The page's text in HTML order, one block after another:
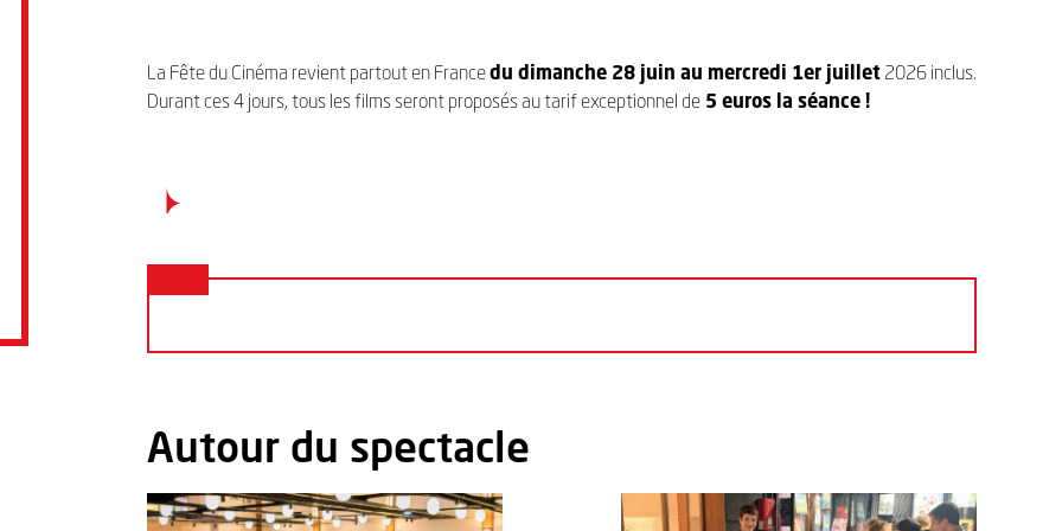
La Fête du Cinéma revient partout en Francedu dimanche 28 juin au mercredi 1er juillet2026 inclus.
Durant ces 4 jours, tous les films seront proposés au tarif exceptionnel de5 euros la séance !
Autour du spectacle